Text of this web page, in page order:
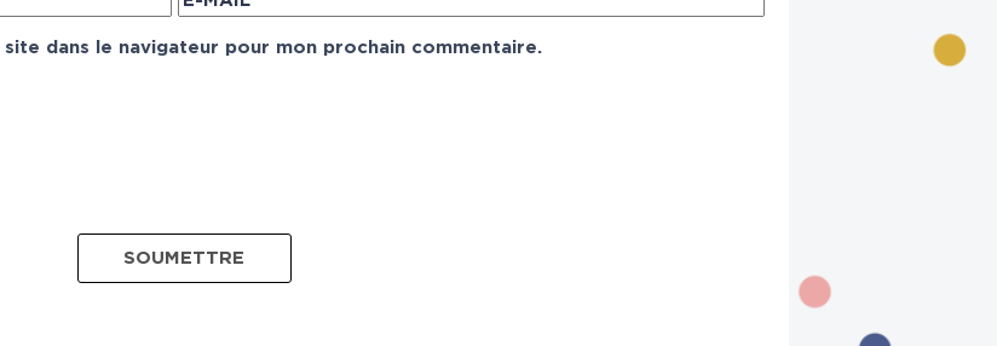
dans le navigateur pour mon prochain commentaire.